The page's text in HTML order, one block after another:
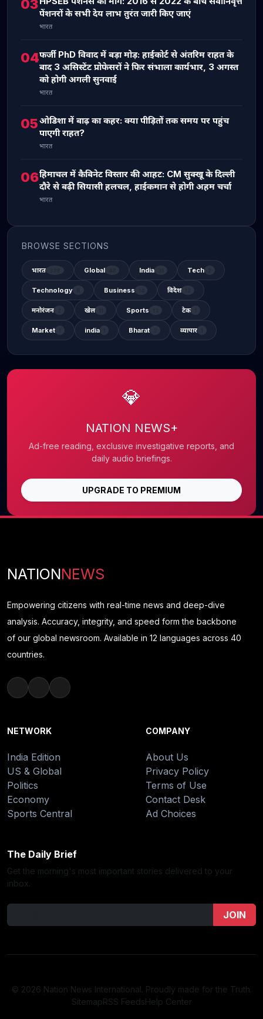
03
पेंशनरों के सभी देय लाभ तुरंत जारी किए जाएं
भारत
04फर्जी PhD विवाद में बड़ा मोड़: हाईकोर्ट से अंतरिम राहत के
बाद 3 असिस्टेंट प्रोफेसरों ने फिर संभाला कार्यभार, 3 अगस्त
को होगी अगली सुनवाई
भारत
05ओडिशा में बाढ़ का कहर: क्या पीड़ितों तक समय पर पहुंच
पाएगी राहत?
भारत
06हिमाचल में कैबिनेट विस्तार की आहट: CM सुक्खू के दिल्ली
दौरे से बढ़ी सियासी हलचल, हाईकमान से होगी अहम चर्चा
भारत
BROWSE SECTIONS
भारत Global India Tech
Technology Business विदेश
मनोरंजन खेल Sports टेक
Market india Bharat व्यापार
💎
NATION NEWS+
Ad-free reading, exclusive investigative reports, and
daily audio briefings.
UPGRADE TO PREMIUM
NATIONNEWS
Empowering citizens with real-time news and deep-dive
analysis. Accuracy, integrity, and speed form the backbone
of our global newsroom. Available in 12 languages across 40
countries.
NETWORK
India Edition
US & Global
Politics
Economy
Sports Central
COMPANY
About Us
Privacy Policy
Terms of Use
Contact Desk
Ad Choices
The Daily Brief
Get the morning's most important stories delivered to your
inbox.
JOIN
© 2026 Nation News International. Proudly made for the Truth.
SitemapRSS FeedsHelp Center